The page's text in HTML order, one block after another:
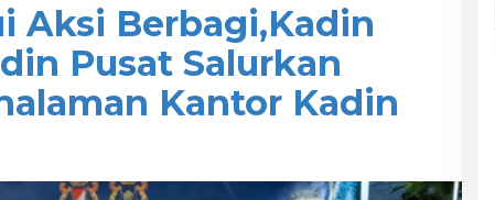
Aksi Berbagi,Kadin
Pusat Salurkan
Kantor Kadin